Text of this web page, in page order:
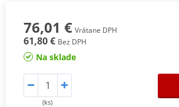
76,01 € Vrátane DPH
61,80 € Bez DPH
Na sklade
(ks)